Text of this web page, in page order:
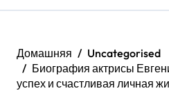
Домашняя
Uncategorised
Биография актрисы
успех и счастливая личная